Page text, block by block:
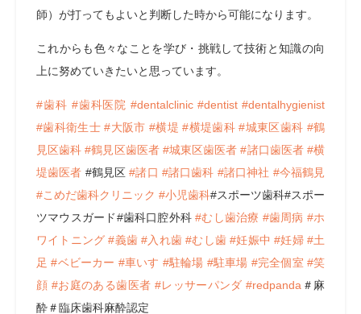
師）が打ってもよいと判断した時から可能になります。
これからも色々なことを学び・挑戦して技術と知識の向
上に努めていきたいと思っています。
#歯科 #歯科医院 #dentalclinic #dentist #dentalhygienist
#歯科衛生士 #大阪市 #横堤 #横堤歯科 #城東区歯科 #鶴
見区歯科 #鶴見区歯医者 #城東区歯医者 #諸口歯医者 #横
堤歯医者 #鶴見区#諸口 #諸口歯科 #諸口神社 #今福鶴見
#こめだ歯科クリニック #小児歯科#スポーツ歯科#スポー
ツマウスガード#歯科口腔外科#むし歯治療 #歯周病 #ホ
ワイトニング #義歯 #入れ歯 #むし歯 #妊娠中 #妊婦 #土
足 #ベビーカー #車いす #駐輪場 #駐車場 #完全個室 #笑
顔 #お庭のある歯医者 #レッサーパンダ #redpanda ＃麻
酔＃臨床歯科麻酔認定